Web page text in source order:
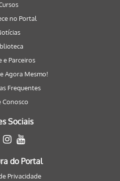
no Portal
e Parceiros
Agora Mesmo!
Frequentes
Conosco
Sociais
do Portal
Privacidade